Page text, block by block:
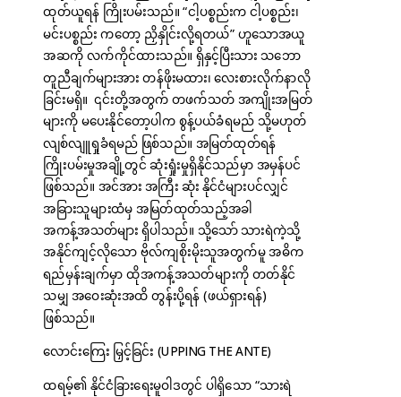
ထုတ်ယူရန် ကြိုးပမ်းသည်။ “ငါ့ပစ္စည်းက ငါ့ပစ္စည်း၊
မင်းပစ္စည်း ကတော့ ညှိနှိုင်းလို့ရတယ်” ဟူသောအယူ
အဆကို လက်ကိုင်ထားသည်။ ရှိနှင့်ပြီးသား သဘော
တူညီချက်များအား တန်ဖိုးမထား၊ လေးစားလိုက်နာလို
ခြင်းမရှိ။ ၎င်းတို့အတွက် တဖက်သတ် အကျိုးအမြတ်
များကို မပေးနိုင်တော့ပါက စွန့်ပယ်ခံရမည် သို့မဟုတ်
လျစ်လျူရှုခံရမည် ဖြစ်သည်။ အမြတ်ထုတ်ရန်
ကြိုးပမ်းမှုအချို့တွင် ဆုံးရှုံးမှုရှိနိုင်သည်မှာ အမှန်ပင်
ဖြစ်သည်။ အင်အား အကြီး ဆုံး နိုင်ငံများပင်လျှင်
အခြားသူများထံမှ အမြတ်ထုတ်သည့်အခါ
အကန့်အသတ်များ ရှိပါသည်။ သို့သော် သားရဲကဲ့သို့
အနိုင်ကျင့်လိုသော ဗိုလ်ကျစိုးမိုးသူအတွက်မူ အဓိက
ရည်မှန်းချက်မှာ ထိုအကန့်အသတ်များကို တတ်နိုင်
သမျှ အဝေးဆုံးအထိ တွန်းပို့ရန် (ဖယ်ရှားရန်)
ဖြစ်သည်။
လောင်းကြေး မြှင့်ခြင်း (UPPING THE ANTE)
ထရမ့်၏ နိုင်ငံခြားရေးမူဝါဒတွင် ပါရှိသော “သားရဲ